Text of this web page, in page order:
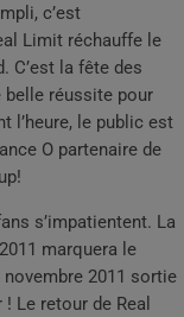
c’est
Limit réchauffe le
la fête des
belle réussite pour
l’heure, le public est
O partenaire de
s’impatientent. La
marquera le
2011 sortie
Le retour de Real